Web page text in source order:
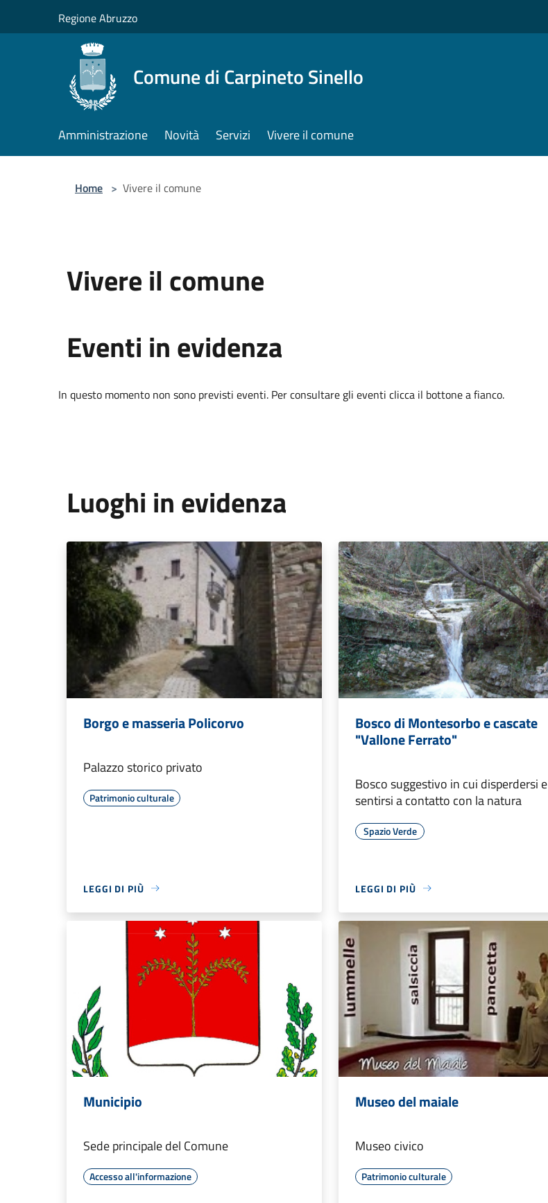
Regione Abruzzo
Comune di Carpineto Sinello
Amministrazione Novità Servizi Vivere il comune
Home > Vivere il comune
Vivere il comune
Eventi in evidenza
In questo momento non sono previsti eventi. Per consultare gli eventi clicca il bottone a fianco.
Luoghi in evidenza
Borgo e masseria Policorvo
Palazzo storico privato
Patrimonio culturale
LEGGI DI PIÙ
Bosco di Montesorbo e cascate
"Vallone Ferrato"
Bosco suggestivo in cui disperdersi e
sentirsi a contatto con la natura
Spazio Verde
LEGGI DI PIÙ
Municipio
Sede principale del Comune
Accesso all'informazione
Museo del maiale
Museo civico
Patrimonio culturale